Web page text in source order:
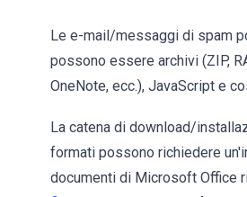
Le e-mail/messaggi di spam
possono essere archivi (ZIP,
OneNote, ecc.), JavaScript e
La catena di download/
formati possono richiedere
documenti di Microsoft Office